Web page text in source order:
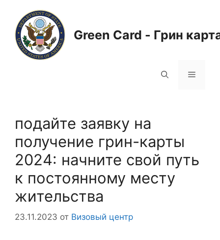
содержимому
Green Card - Грин
Меню
подайте заявку на
получение грин-карты
2024: начните свой путь
к постоянному месту
жительства
23.11.2023 от Визовый центр